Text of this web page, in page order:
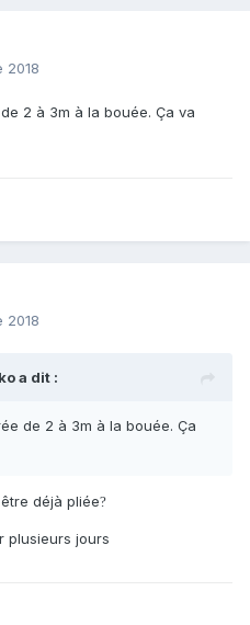
2018
2 à 3m à la bouée. Ça va
2018
a dit :
de 2 à 3m à la bouée. Ça
déjà pliée?
plusieurs jours